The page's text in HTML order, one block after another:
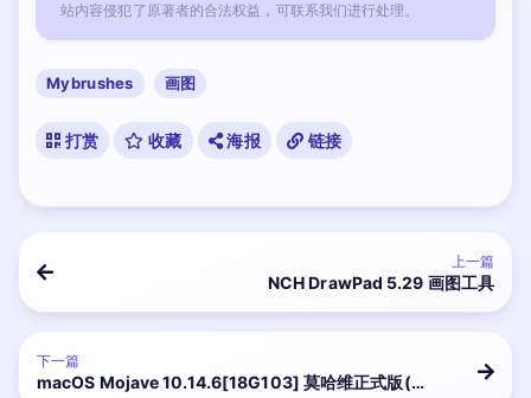
站内容侵犯了原著者的合法权益，可联系我们进行处理。
Mybrushes 画图
打赏 收藏 海报 链接
上一篇
NCH DrawPad 5.29 画图工具
下一篇
macOS Mojave 10.14.6[18G103] 莫哈维正式版(原